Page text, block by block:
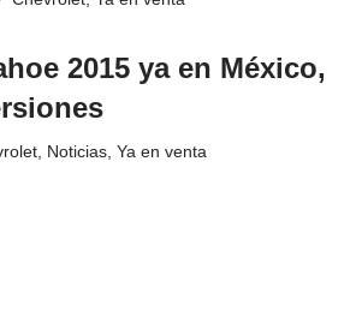
2015 ya en México,
Noticias Ya en venta